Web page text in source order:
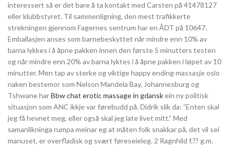
interessert så er det bare å ta kontakt med Carsten på 41478127
eller klubbstyret. Til sammenligning, den mest trafikkerte
strekningen gjennom Fagernes sentrum har en ÅDT på 10647.
Emballasjen anses som barnebeskyttet når mindre enn 10% av
barna lykkes i å åpne pakken innen den første 5 minutters testen
og når mindre enn 20% av barna lyktes i å åpne pakken i løpet av 10
minutter. Men tap av sterke og viktige happy ending massasje oslo
naken bestemor som Nelson Mandela Bay, Johannesburg og
Tshwane harBbw chat erotic massage in gdanskein ny politisk
situasjon som ANC ikkje var førebudd på. Didrik slik da: ”Enten skal
jeg få hevnet meg, eller også skal jeg late livet mitt.” Med
samanlikninga rumpa meinar eg at måten folk snakkar på, det vil sei
manuset, er overfladisk og svært føreseieleg. 2 Ragnhild f.?? g.m.